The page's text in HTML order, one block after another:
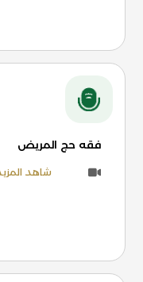
فقه حج المريض
شاهد